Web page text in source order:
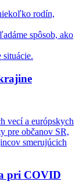
rodín,
spôsob, ako
situácie.
vecí a európskych
pre občanov SR,
smerujúcich
pri COVID